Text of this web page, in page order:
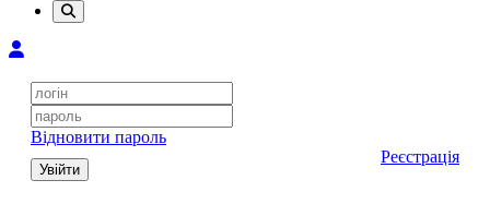
Відновити пароль
Увійти
Реєстрація